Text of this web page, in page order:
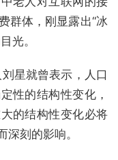
群体，刚显露出“冰
光。
星就曾表示，人口
性的结构性变化，
的结构性变化必将
刻的影响。